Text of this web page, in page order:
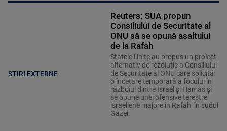
STIRI EXTERNE
Reuters: SUA propun
Consiliului de Securitate al
ONU să se opună asaltului
de la Rafah
Statele Unite au propus un proiect
alternativ de rezoluţie a Consiliului
de Securitate al ONU care solicită
o încetare temporară a focului în
războiul dintre Israel şi Hamas şi
se opune unei ofensive terestre
israeliene majore în Rafah, în sudul
Gazei.